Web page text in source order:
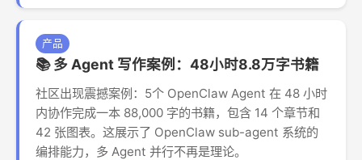
产品
📚 多 Agent 写作案例：48小时8.8万字书籍
社区出现震撼案例：5个 OpenClaw Agent 在 48 小时
内协作完成一本 88,000 字的书籍，包含 14 个章节和
42 张图表。这展示了 OpenClaw sub-agent 系统的
编排能力，多 Agent 并行不再是理论。